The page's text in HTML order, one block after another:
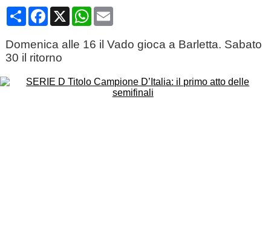
CondividiFacebook
X WhatsApp
Email
Domenica alle 16 il Vado gioca a Barletta. Sabato
30 il ritorno